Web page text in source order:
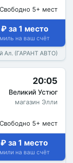
Свободно 5+ мест
за 1 место
на ваш счёт
Ал. (ГАРАНТ АВТО)
20:05
Великий Устюг
магазин Элли
Свободно 5+ мест
за 1 место
на ваш счёт